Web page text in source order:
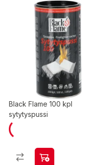
Black Flame 100 kpl
sytytyspussi